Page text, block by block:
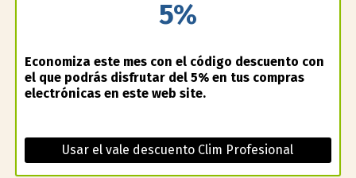
5%
Economiza este mes con el código descuento con
el que podrás disfrutar del 5% en tus compras
electrónicas en este web site.
Usar el vale descuento Clim Profesional